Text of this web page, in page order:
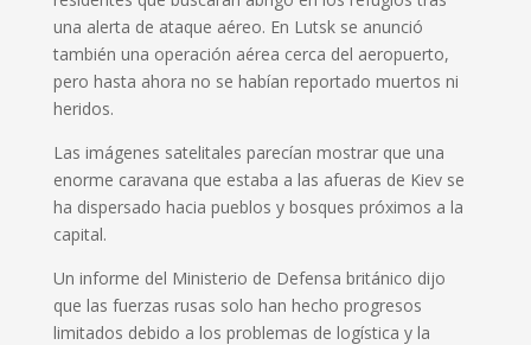
una alerta de ataque aéreo. En Lutsk se anunció
también una operación aérea cerca del aeropuerto,
pero hasta ahora no se habían reportado muertos ni
heridos.
Las imágenes satelitales parecían mostrar que una
enorme caravana que estaba a las afueras de Kiev se
ha dispersado hacia pueblos y bosques próximos a la
capital.
Un informe del Ministerio de Defensa británico dijo
que las fuerzas rusas solo han hecho progresos
limitados debido a los problemas de logística y la